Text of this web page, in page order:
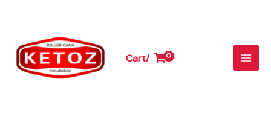
contenido
Cart/
para
KTM
Duke